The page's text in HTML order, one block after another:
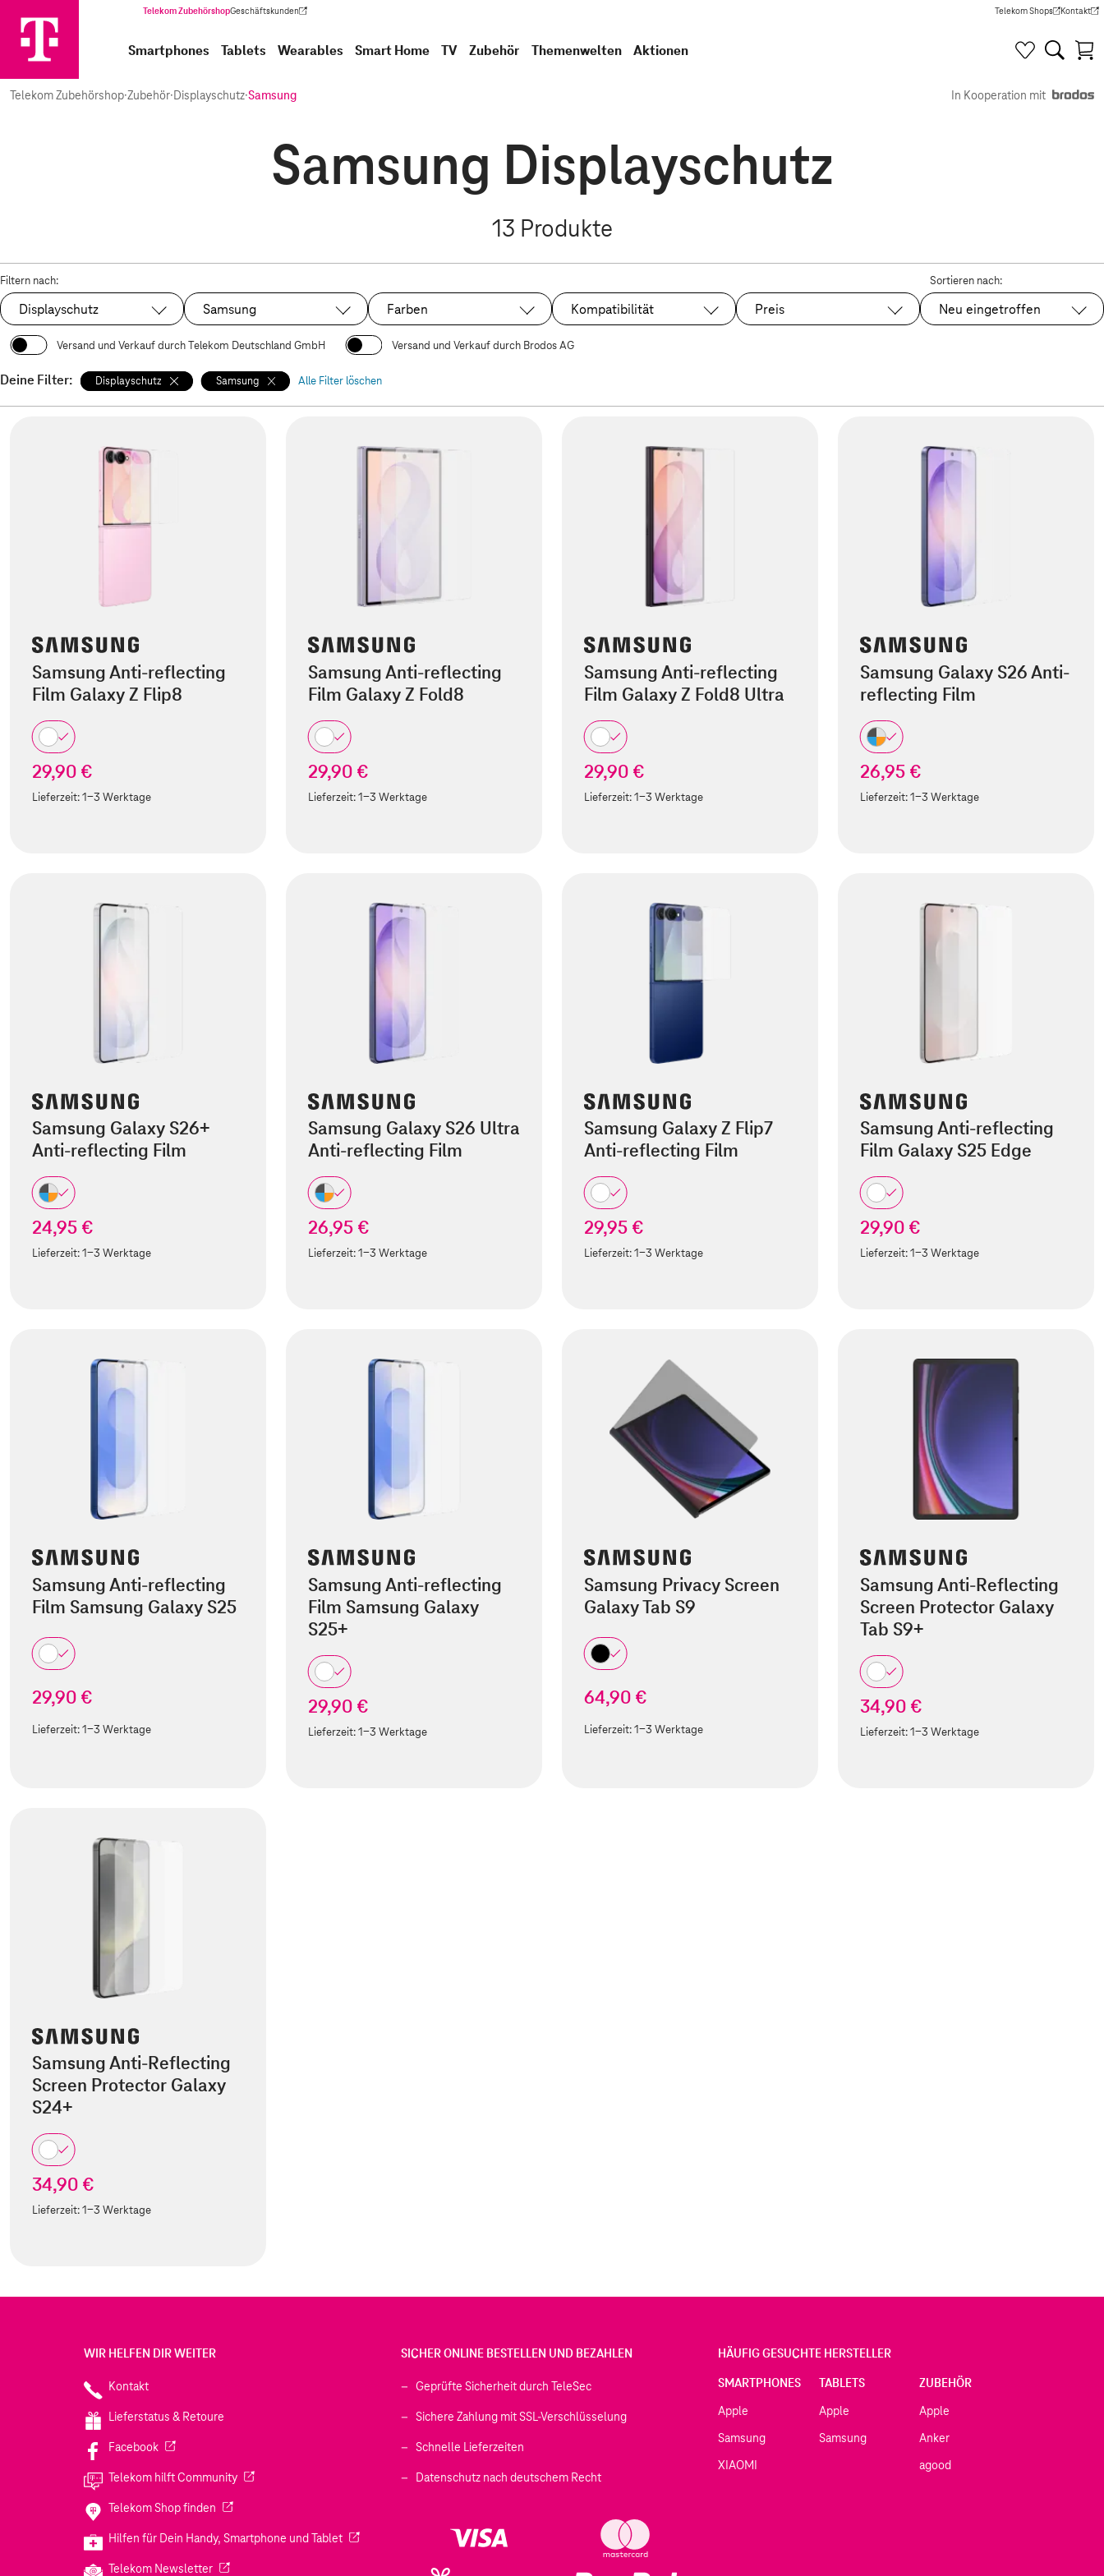
Telekom ZubehörshopGeschäftskunden
(Wird in einem neuen Tab geöffnet) Telekom Shops
(Wird in einem neuen Tab
Kontakt
(Wird in
Smartphones Tablets Wearables Smart Home TV Zubehör Themenwelten Aktionen
Telekom Zubehörshop·Zubehör·Displayschutz·Samsung In Kooperation mit
Samsung Displayschutz
13 Produkte
Filtern nach:
Ausgewählt:
Displayschutz Ausgewählt:
Samsung Farben Kompatibilität Preis
Sortieren nach:
Ausgewählt:
Neu eingetroffen
Versand und Verkauf durch Telekom Deutschland GmbH Versand und Verkauf durch Brodos AG
Deine Filter: Displayschutz Samsung Alle Filter löschen
Samsung Anti-reflecting
Film Galaxy Z Flip8
29,90 €
Lieferzeit:1-3 Werktage
Samsung Anti-reflecting
Film Galaxy Z Fold8
29,90 €
Lieferzeit:1-3 Werktage
Samsung Anti-reflecting
Film Galaxy Z Fold8 Ultra
29,90 €
Lieferzeit:1-3 Werktage
Samsung Galaxy S26 Anti-
reflecting Film
26,95 €
Lieferzeit:1-3 Werktage
Samsung Galaxy S26+
Anti-reflecting Film
24,95 €
Lieferzeit:1-3 Werktage
Samsung Galaxy S26 Ultra
Anti-reflecting Film
26,95 €
Lieferzeit:1-3 Werktage
Samsung Galaxy Z Flip7
Anti-reflecting Film
29,95 €
Lieferzeit:1-3 Werktage
Samsung Anti-reflecting
Film Galaxy S25 Edge
29,90 €
Lieferzeit:1-3 Werktage
Samsung Anti-reflecting
Film Samsung Galaxy S25
29,90 €
Lieferzeit:1-3 Werktage
Samsung Anti-reflecting
Film Samsung Galaxy
S25+
29,90 €
Lieferzeit:1-3 Werktage
Samsung Privacy Screen
Galaxy Tab S9
64,90 €
Lieferzeit:1-3 Werktage
Samsung Anti-Reflecting
Screen Protector Galaxy
Tab S9+
34,90 €
Lieferzeit:1-3 Werktage
Samsung Anti-Reflecting
Screen Protector Galaxy
S24+
34,90 €
Lieferzeit:1-3 Werktage
WIR HELFEN DIR WEITER
Kontakt
Lieferstatus & Retoure
Facebook(Wird in einem neuen Tab geöffnet)
Telekom hilft Community(Wird in einem neuen Tab geöffnet)
Telekom Shop finden (Wird in einem neuen Tab geöffnet)
Hilfen für Dein Handy, Smartphone und Tablet(Wird in einem neuen Tab geöffnet)
Telekom Newsletter(Wird in einem neuen Tab geöffnet)
SICHER ONLINE BESTELLEN UND BEZAHLEN
Geprüfte Sicherheit durch TeleSec
Sichere Zahlung mit SSL-Verschlüsselung
Schnelle Lieferzeiten
Datenschutz nach deutschem Recht
HÄUFIG GESUCHTE HERSTELLER
SMARTPHONES
Apple
Samsung
XIAOMI
TABLETS
Apple
Samsung
ZUBEHÖR
Apple
Anker
agood